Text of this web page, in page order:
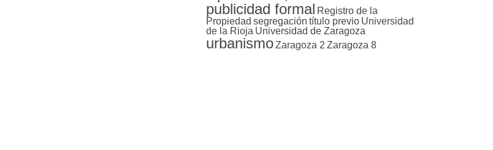
publicidad formal Registro de la
Propiedad segregación título previo Universidad
de la Rioja Universidad de Zaragoza
urbanismoZaragoza 2 Zaragoza 8